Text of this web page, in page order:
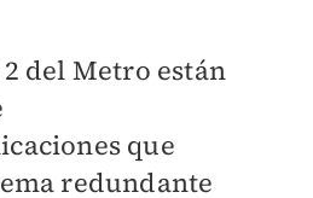
2 del Metro están
que
redundante